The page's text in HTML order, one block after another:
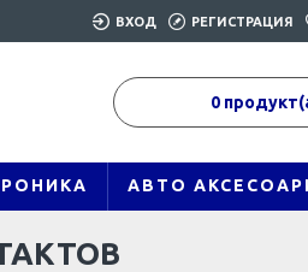
ВХОД РЕГИСТРАЦИЯ
0
АВТО